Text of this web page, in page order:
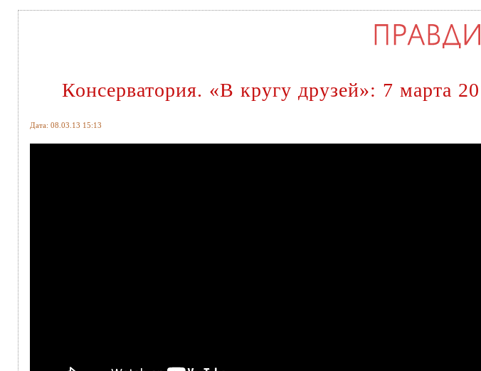
Консерватория. «В кругу друзей»: 7
Дата: 08.03.13 15:13